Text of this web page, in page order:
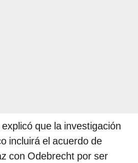
que la investigación
incluirá el acuerdo de
con Odebrecht por ser